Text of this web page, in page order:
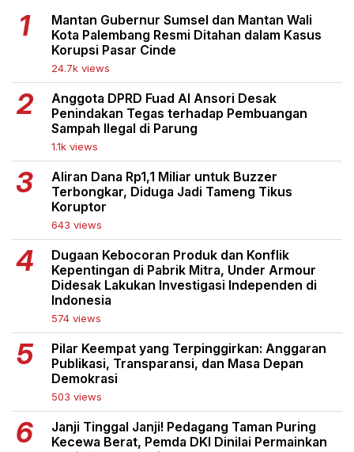
Mantan Gubernur Sumsel dan Mantan Wali
Kota Palembang Resmi Ditahan dalam Kasus
Korupsi Pasar Cinde
24.7k views
Anggota DPRD Fuad Al Ansori Desak
Penindakan Tegas terhadap Pembuangan
Sampah Ilegal di Parung
1.1k views
Aliran Dana Rp1,1 Miliar untuk Buzzer
Terbongkar, Diduga Jadi Tameng Tikus
Koruptor
643 views
Dugaan Kebocoran Produk dan Konflik
Kepentingan di Pabrik Mitra, Under Armour
Didesak Lakukan Investigasi Independen di
Indonesia
574 views
Pilar Keempat yang Terpinggirkan: Anggaran
Publikasi, Transparansi, dan Masa Depan
Demokrasi
503 views
Janji Tinggal Janji! Pedagang Taman Puring
Kecewa Berat, Pemda DKI Dinilai Permainkan